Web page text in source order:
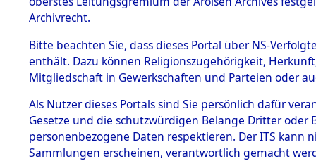
BESTÄNDE
1.
mente
5. Verschiedenes
5.3
Todesmärsche
Routen
Archivrecht.
Bitte beachten Sie, dass dieses Portal über NS-
enthält. Dazu können Religionszugehörigkeit,
Mitgliedschaft in Gewerkschaften und Parteien oder
Als Nutzer dieses Portals sind Sie persönlich dafür
Gesetze und die schutzwürdigen Belange Dritter
personenbezogene Daten respektieren. Der ITS
Sammlungen erscheinen, verantwortlich gemacht